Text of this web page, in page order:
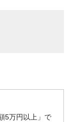
5万円以上」で